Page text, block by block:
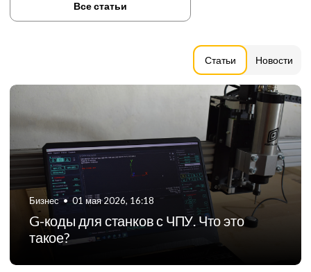
Статьи Новости
Все статьи
Бизнес • 06 августа 2024, 11:21
ТОП-5 российских производителей
фрезерных станков с ЧПУ